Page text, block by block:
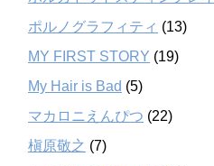
ポルノグラフィティ (13)
MY FIRST STORY (19)
My Hair is Bad (5)
マカロニえんぴつ (22)
槇原敬之 (7)